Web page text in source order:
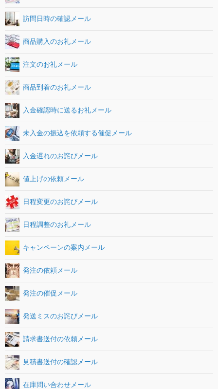
訪問日時の確認メール
商品購入のお礼メール
注文のお礼メール
商品到着のお礼メール
入金確認時に送るお礼メール
未入金の振込を依頼する催促メール
入金遅れのお詫びメール
値上げの依頼メール
日程変更のお詫びメール
日程調整のお礼メール
キャンペーンの案内メール
発注の依頼メール
発注の催促メール
発送ミスのお詫びメール
請求書送付の依頼メール
見積書送付の確認メール
在庫問い合わせメール